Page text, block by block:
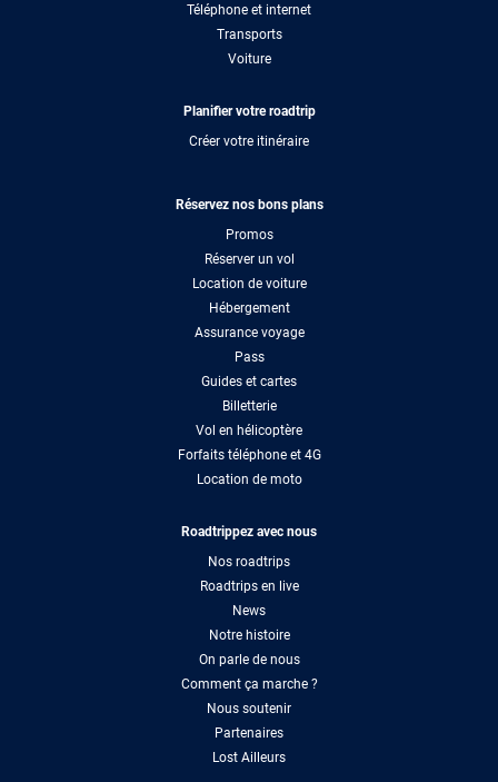
Téléphone et internet
Transports
Voiture
Planifier votre roadtrip
Créer votre itinéraire
Réservez nos bons plans
Promos
Réserver un vol
Location de voiture
Hébergement
Assurance voyage
Pass
Guides et cartes
Billetterie
Vol en hélicoptère
Forfaits téléphone et 4G
Location de moto
Roadtrippez avec nous
Nos roadtrips
Roadtrips en live
News
Notre histoire
On parle de nous
Comment ça marche ?
Nous soutenir
Partenaires
Lost Ailleurs